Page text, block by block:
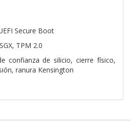
Secure Boot
TPM 2.0
confianza de silicio, cierre físico,
ranura Kensington